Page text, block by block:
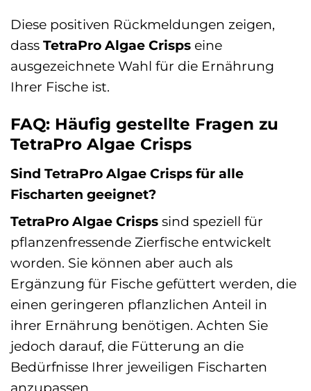
Diese positiven Rückmeldungen zeigen,
dass TetraPro Algae Crisps eine
ausgezeichnete Wahl für die Ernährung
Ihrer Fische ist.
FAQ: Häufig gestellte Fragen zu
TetraPro Algae Crisps
Sind TetraPro Algae Crisps für alle
Fischarten geeignet?
TetraPro Algae Crisps sind speziell für
pflanzenfressende Zierfische entwickelt
worden. Sie können aber auch als
Ergänzung für Fische gefüttert werden, die
einen geringeren pflanzlichen Anteil in
ihrer Ernährung benötigen. Achten Sie
jedoch darauf, die Fütterung an die
Bedürfnisse Ihrer jeweiligen Fischarten